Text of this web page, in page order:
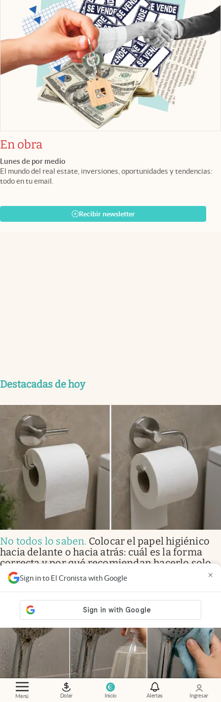
Menú Dolar Inicio Alertas Ingresar
Sign in to El Cronista with Google ×
En obra
Lunes de por medio
El mundo del real estate, inversiones, oportunidades y tendencias:
todo en tu email.
Recibir newsletter
Destacadas de hoy
No todos lo saben. Colocar el papel higiénico
hacia delante o hacia atrás: cuál es la forma
correcta y por qué recomiendan hacerlo solo
de esta manera